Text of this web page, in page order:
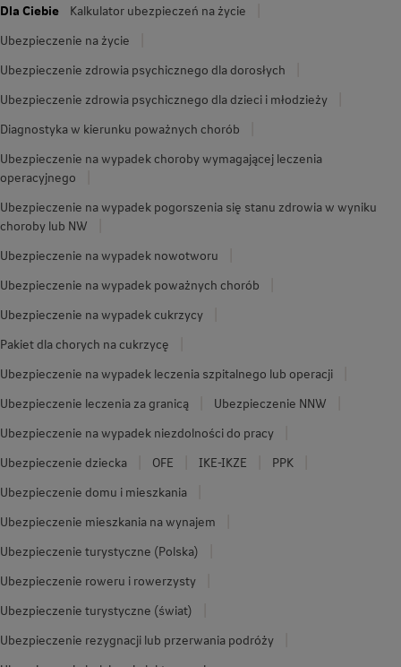
Dla Ciebie
Kalkulator ubezpieczeń na życie
Ubezpieczenie na życie
Ubezpieczenie zdrowia psychicznego dla dorosłych
Ubezpieczenie zdrowia psychicznego dla dzieci i młodzieży
Diagnostyka w kierunku poważnych chorób
Ubezpieczenie na wypadek choroby wymagającej leczenia
operacyjnego
Ubezpieczenie na wypadek pogorszenia się stanu zdrowia w wyniku
choroby lub NW
Ubezpieczenie na wypadek nowotworu
Ubezpieczenie na wypadek poważnych chorób
Ubezpieczenie na wypadek cukrzycy
Pakiet dla chorych na cukrzycę
Ubezpieczenie na wypadek leczenia szpitalnego lub operacji
Ubezpieczenie leczenia za granicą
Ubezpieczenie NNW
Ubezpieczenie na wypadek niezdolności do pracy
Ubezpieczenie dziecka
OFE IKE-IKZE
PPK
Ubezpieczenie domu i mieszkania
Ubezpieczenie mieszkania na wynajem
Ubezpieczenie turystyczne (Polska)
Ubezpieczenie roweru i rowerzysty
Ubezpieczenie turystyczne (świat)
Ubezpieczenie rezygnacji lub przerwania podróży